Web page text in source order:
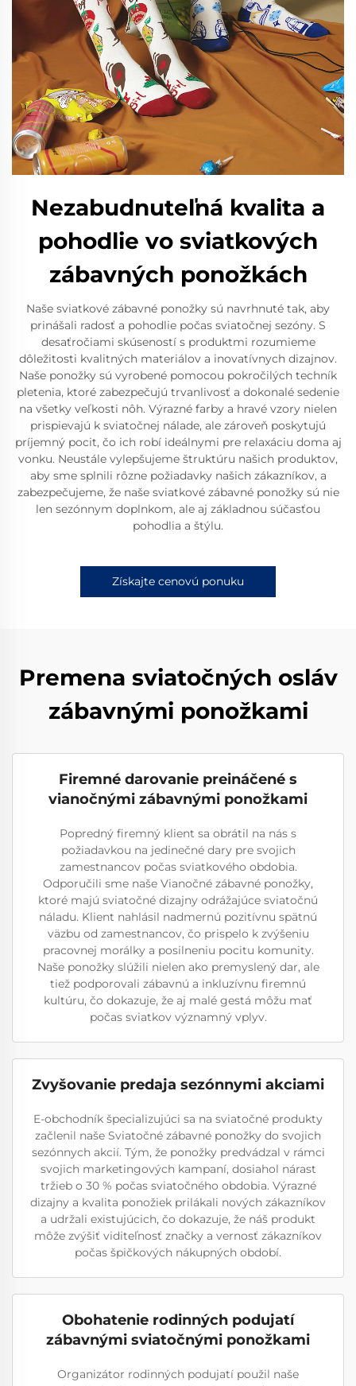
Nezabudnuteľná kvalita a
pohodlie vo sviatkových
zábavných ponožkách
Naše sviatkové zábavné ponožky sú navrhnuté tak, aby
prinášali radosť a pohodlie počas sviatočnej sezóny. S
desaťročiami skúseností s produktmi rozumieme
dôležitosti kvalitných materiálov a inovatívnych dizajnov.
Naše ponožky sú vyrobené pomocou pokročilých techník
pletenia, ktoré zabezpečujú trvanlivosť a dokonalé sedenie
na všetky veľkosti nôh. Výrazné farby a hravé vzory nielen
prispievajú k sviatočnej nálade, ale zároveň poskytujú
príjemný pocit, čo ich robí ideálnymi pre relaxáciu doma aj
vonku. Neustále vylepšujeme štruktúru našich produktov,
aby sme splnili rôzne požiadavky našich zákazníkov, a
zabezpečujeme, že naše sviatkové zábavné ponožky sú nie
len sezónnym doplnkom, ale aj základnou súčasťou
pohodlia a štýlu.
Získajte cenovú ponuku
Premena sviatočných osláv
zábavnými ponožkami
Firemné darovanie preináčené s
vianočnými zábavnými ponožkami
Popredný firemný klient sa obrátil na nás s
požiadavkou na jedinečné dary pre svojich
zamestnancov počas sviatkového obdobia.
Odporučili sme naše Vianočné zábavné ponožky,
ktoré majú sviatočné dizajny odrážajúce sviatočnú
náladu. Klient nahlásil nadmernú pozitívnu spätnú
väzbu od zamestnancov, čo prispelo k zvýšeniu
pracovnej morálky a posilneniu pocitu komunity.
Naše ponožky slúžili nielen ako premyslený dar, ale
tiež podporovali zábavnú a inkluzívnu firemnú
kultúru, čo dokazuje, že aj malé gestá môžu mať
počas sviatkov významný vplyv.
Zvyšovanie predaja sezónnymi akciami
E-obchodník špecializujúci sa na sviatočné produkty
začlenil naše Sviatočné zábavné ponožky do svojich
sezónnych akcií. Tým, že ponožky predvádzal v rámci
svojich marketingových kampaní, dosiahol nárast
tržieb o 30 % počas sviatočného obdobia. Výrazné
dizajny a kvalita ponožiek prilákali nových zákazníkov
a udržali existujúcich, čo dokazuje, že náš produkt
môže zvýšiť viditeľnosť značky a vernosť zákazníkov
počas špičkových nákupných období.
Obohatenie rodinných podujatí
zábavnými sviatočnými ponožkami
Organizátor rodinných podujatí použil naše